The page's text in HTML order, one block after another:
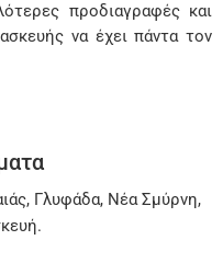
προδιαγραφές και
να έχει πάντα τον
, Γλυφάδα, Νέα Σμύρνη,
.